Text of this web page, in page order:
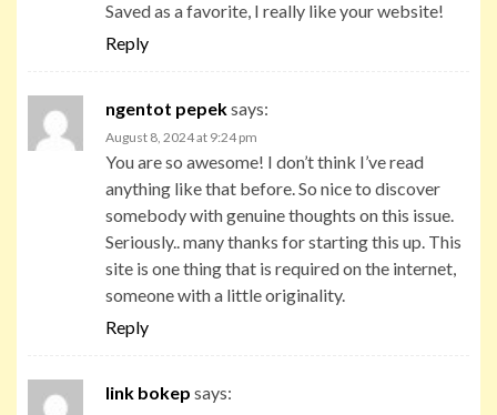
Saved as a favorite, I really like your website!
Reply
ngentot pepeksays:
August 8, 2024 at 9:24 pm
You are so awesome! I don’t think I’ve read
anything like that before. So nice to discover
somebody with genuine thoughts on this issue.
Seriously.. many thanks for starting this up. This
site is one thing that is required on the internet,
someone with a little originality.
Reply
link bokep says: